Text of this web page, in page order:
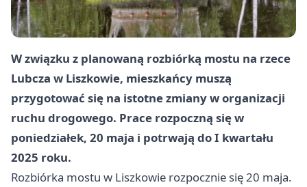
W związku z planowaną rozbiórką mostu na rzece
Lubcza w Liszkowie, mieszkańcy muszą
przygotować się na istotne zmiany w organizacji
ruchu drogowego. Prace rozpoczną się w
poniedziałek, 20 maja i potrwają do I kwartału
2025 roku.
Rozbiórka mostu w Liszkowie rozpocznie się 20 maja.